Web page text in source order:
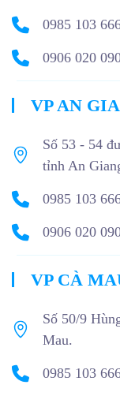
0985 103
0906 020
VP AN
Số 53 - 54
tỉnh An
0985 103
0906 020
VP CÀ
Số 50/9
Mau.
0985 103